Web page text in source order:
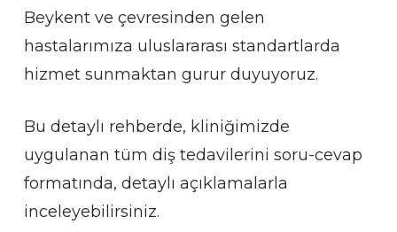
Beykent ve çevresinden gelen
hastalarımıza uluslararası standartlarda
hizmet sunmaktan gurur duyuyoruz.
Bu detaylı rehberde, kliniğimizde
uygulanan tüm diş tedavilerini soru-cevap
formatında, detaylı açıklamalarla
inceleyebilirsiniz.